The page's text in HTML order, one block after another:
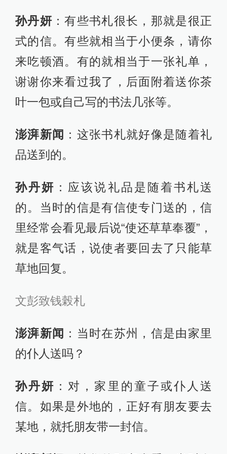
孙丹妍：有些书札很长，那就是很正
式的信。有些就相当于小便条，请你
来吃顿酒。有的就相当于一张礼单，
谢谢你来看过我了，后面附着送你茶
叶一包或自己写的书法几张等。
澎湃新闻 ：这张书札就好像是随着礼
品送到的。
孙丹妍 ：应该说礼品是随着书札送
的。当时的信是有信使专门送的，信
里经常会看见最后说“使还草草奉覆”，
就是客气话，说使者要回去了只能草
草地回复。
文彭致钱榖札
澎湃新闻 ：当时在苏州，信是由家里
的仆人送吗？
孙丹妍 ：对，家里的童子或仆人送
信。如果是外地的，正好有朋友要去
某地，就托朋友带一封信。